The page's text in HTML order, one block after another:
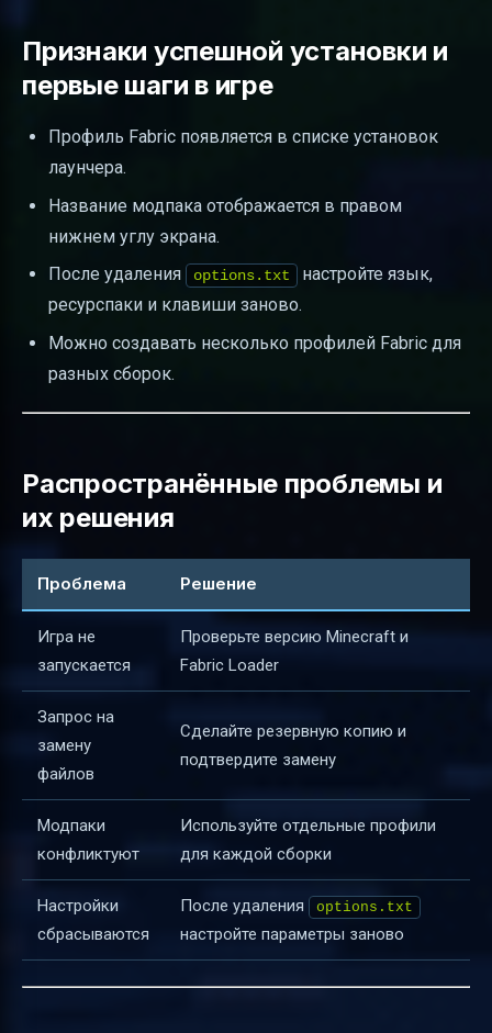
Признаки успешной установки и
первые шаги в игре
Профиль Fabric появляется в списке установок
лаунчера.
Название модпака отображается в правом
нижнем углу экрана.
После удаления
options.txt
настройте язык,
ресурспаки и клавиши заново.
Можно создавать несколько профилей Fabric для
разных сборок.
Распространённые проблемы и
их решения
Проблема Решение
Игра не
запускается
Проверьте версию Minecraft и
Fabric Loader
Запрос на
замену
файлов
Сделайте резервную копию и
подтвердите замену
Модпаки
конфликтуют
Используйте отдельные профили
для каждой сборки
Настройки
сбрасываются
После удаления options.txt
настройте параметры заново